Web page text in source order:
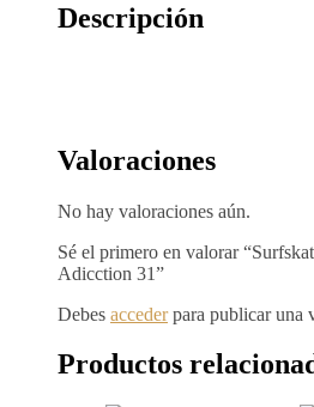
Descripción
Valoraciones
No hay valoraciones aún.
Sé el primero en valorar
Adicction 31”
Debes accederpara publicar una
Productos